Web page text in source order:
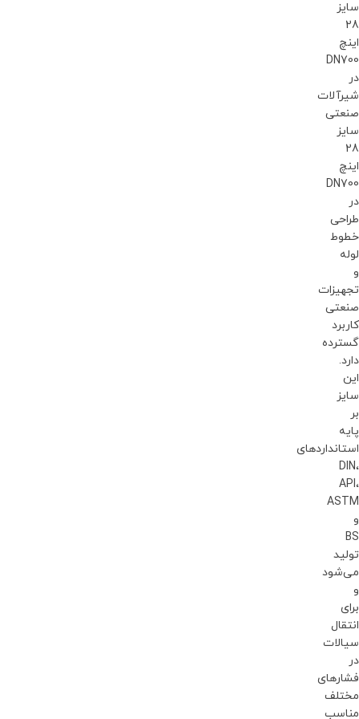
سایز
28
اینچ
DN700
در
شیرآلات
صنعتی
سایز
28
اینچ
DN700
در
طراحی
خطوط
لوله
و
تجهیزات
صنعتی
کاربرد
گسترده
دارد.
این
سایز
بر
پایه
استانداردهای
DIN،
API،
ASTM
و
BS
تولید
می‌شود
و
برای
انتقال
سیالات
در
فشارهای
مختلف
مناسب